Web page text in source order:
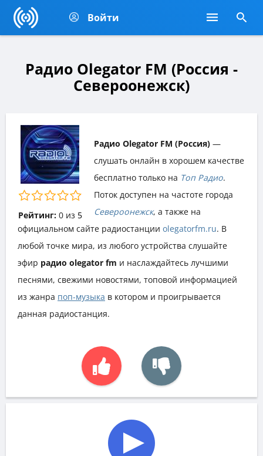
Войти
Радио Olegator FM (Россия -
Североонежск)
Рейтинг: 0из 5
Радио Olegator FM (Россия) —
слушать онлайн в хорошем качестве
бесплатно только на Топ Радио.
Поток доступен на частоте города
Североонежск, а также на
официальном сайте радиостанции olegatorfm.ru. В
любой точке мира, из любого устройства слушайте
эфир радио olegator fm и наслаждайтесь лучшими
песнями, свежими новостями, топовой информацией
из жанра поп-музыка в котором и проигрывается
данная радиостанция.